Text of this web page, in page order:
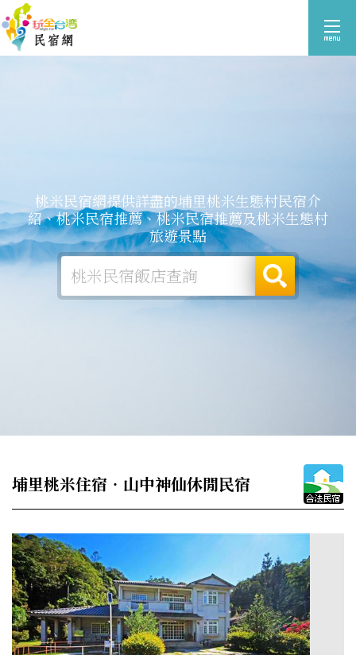
桃米民宿網提供詳盡的埔里桃米生態村民宿介
紹、桃米民宿推薦、桃米民宿推薦及桃米生態村
旅遊景點
埔里桃米住宿‧山中神仙休閒民宿